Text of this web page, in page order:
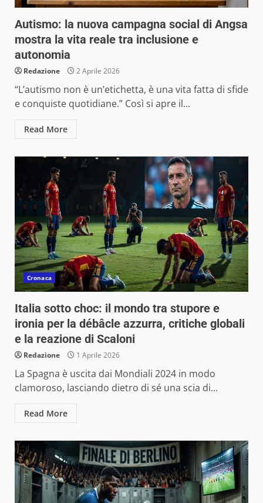
Autismo: la nuova campagna social di Angsa
mostra la vita reale tra inclusione e
autonomia
Redazione 2 Aprile 2026
“L’autismo non è un’etichetta, è una vita fatta di sfide
e conquiste quotidiane.” Così si apre il...
Read More
Cronaca
Italia sotto choc: il mondo tra stupore e
ironia per la débâcle azzurra, critiche globali
e la reazione di Scaloni
Redazione 1 Aprile 2026
La Spagna è uscita dai Mondiali 2024 in modo
clamoroso, lasciando dietro di sé una scia di...
Read More